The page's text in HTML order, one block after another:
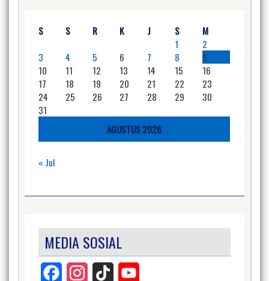
AGUSTUS 2026
S S R K J S
M
1
2
3
4 5 6 7 8
9
10
11 12 13 14 15
16
17
18 19 20 21 22
23
24
25 26 27 28 29
30
31
« Jul
MEDIA SOSIAL
Facebook InstagramTikTok